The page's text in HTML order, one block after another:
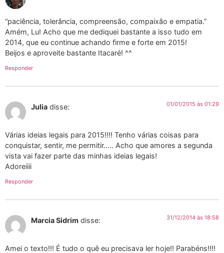
“paciência, tolerância, compreensão, compaixão e empatia.”
Amém, Lu! Acho que me dediquei bastante a isso tudo em
2014, que eu continue achando firme e forte em 2015!
Beijos e aproveite bastante Itacaré! ^^
Responder
Julia disse: 01/01/2015 às 01:29
Várias ideias legais para 2015!!!! Tenho várias coisas para
conquistar, sentir, me permitir….. Acho que amores a segunda
vista vai fazer parte das minhas ideias legais!
Adoreiiii
Responder
Marcia Sidrim disse: 31/12/2014 às 18:58
Amei o texto!!! É tudo o quê eu precisava ler hoje!! Parabéns!!!!